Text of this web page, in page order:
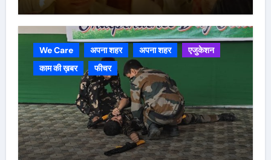
We Care अपना शहर अपना शहर
एजुकेशन
काम की ख़बर
फीचर